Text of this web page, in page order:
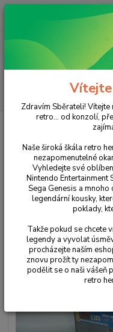
(Po-Pá, 15:00-20:00 hod.)
Sonic Mega
(Platinum)
Vítejte
Zdravím Sběrateli! Vítejte
retro... od konzolí,
Naše široká škála retro
nezapomenutelné
Vyhledejte své
Nintendo Entertainment
Sega Genesis a
legendární kousky,
poklady,
Takže pokud se chcete
legendy a vyvolat
procházejte naším
znovu prožít ty
podělit se o naši vášeň
retro